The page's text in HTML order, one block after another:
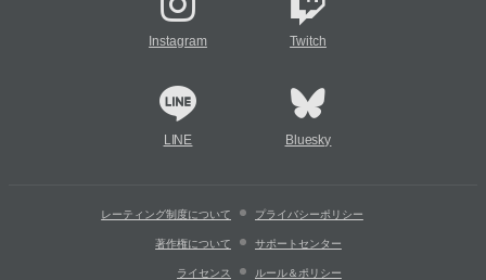
Instagram Twitch
LINE Bluesky
レーティング制度について プライバシーポリシー
著作権について サポートセンター
ライセンス ルール＆ポリシー